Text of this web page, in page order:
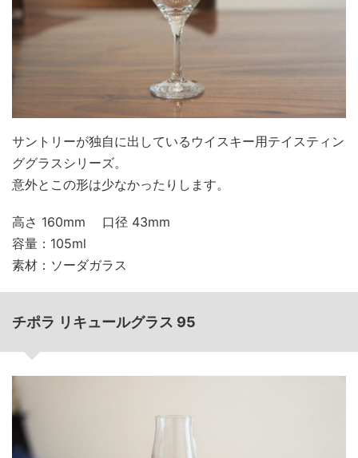
サントリーが独自に出しているウイスキー用テイスティン
ググラスシリーズ。
意外とこの形は少なかったりします。
高さ 160mm 口径 43mm
容量：105ml
素材：ソーダガラス
チポラ リキュールグラス 95